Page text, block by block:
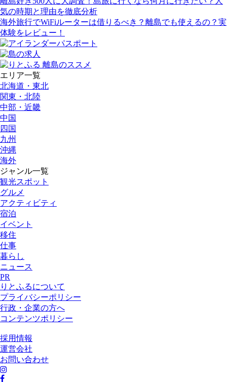
気の時期と理由を徹底分析
海外旅行でWiFiルーターは借りるべき？離島でも使えるの？実
体験をレビュー！
エリア一覧
北海道・東北
関東・北陸
中部・近畿
中国
四国
九州
沖縄
海外
ジャンル一覧
観光スポット
グルメ
アクティビティ
宿泊
イベント
移住
仕事
暮らし
ニュース
PR
りとふるについて
プライバシーポリシー
行政・企業の方へ
コンテンツポリシー
採用情報
運営会社
お問い合わせ